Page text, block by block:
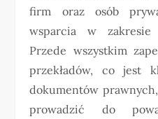
firm oraz osób
wsparcia w zakresie
Przede wszystkim
przekładów, co jest
dokumentów
prowadzić do